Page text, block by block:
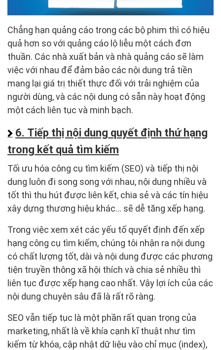
Chẳng hạn quảng cáo trong các bộ phim thì có hiệu
quả hơn so với quảng cáo lộ liễu một cách đơn
thuần. Các nhà xuất bản và nhà quảng cáo sẽ làm
việc với nhau để đảm bảo các nội dung trả tiền
mang lại giá trị thiết thực đối với trải nghiệm của
người dùng, và các nội dung có sẵn này hoạt động
một cách liên tục và minh bạch.
6. Tiếp thị nội dung quyết định thứ hạng
trong kết quả tìm kiếm
Tối ưu hóa công cụ tìm kiếm (SEO) và tiếp thị nội
dung luôn đi song song với nhau, nội dung nhiều và
tốt thì thu hút được liên kết, chia sẻ và các tín hiệu
xây dựng thương hiệu khác… sẽ dễ tăng xếp hạng.
Trong việc xem xét các yếu tố quyết định đến xếp
hạng công cụ tìm kiếm, chúng tôi nhận ra nội dung
có chất lượng tốt, dài và nội dung được các phương
tiện truyền thông xã hội thích và chia sẻ nhiều thì
liên tục được xếp hạng cao nhất. Vậy lợi ích của các
nội dung chuyên sâu đã là rất rõ ràng.
SEO vẫn tiếp tục là một phần rất quan trọng của
marketing, nhất là về khía cạnh kĩ thuật như tìm
kiếm từ khóa, cập nhật dữ liệu vào chỉ mục (index),